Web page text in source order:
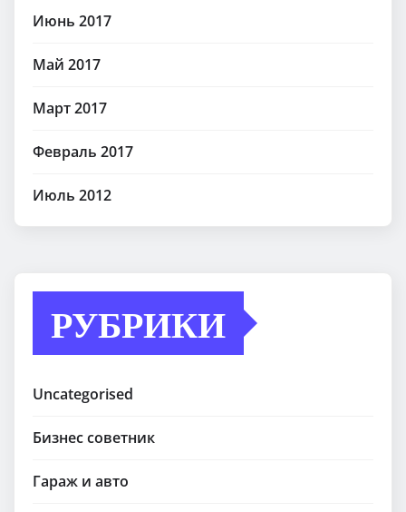
Июнь 2017
Май 2017
Март 2017
Февраль 2017
Июль 2012
РУБРИКИ
Uncategorised
Бизнес советник
Гараж и авто